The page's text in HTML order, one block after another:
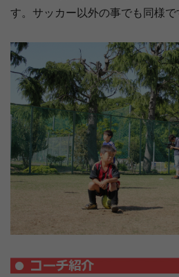
す。サッカー以外の事でも同様で